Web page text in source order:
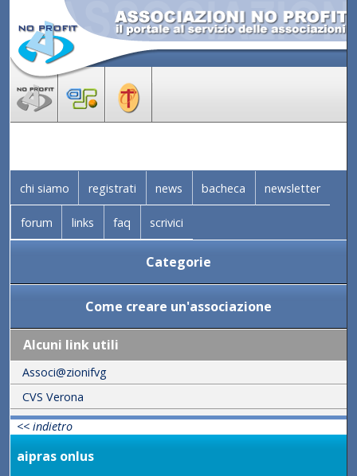
chi siamo registrati news bacheca newsletter
forum links faq scrivici
Categorie
Come creare un'associazione
Alcuni link utili
Associ@zionifvg
CVS Verona
<< indietro
aipras onlus